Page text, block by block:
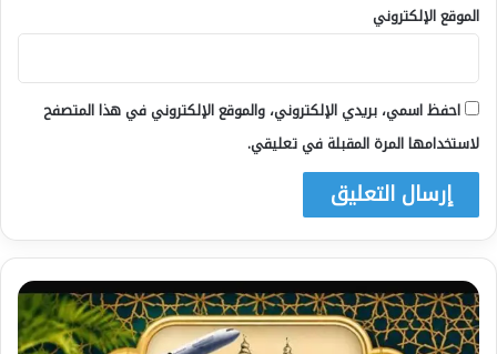
الموقع الإلكتروني
احفظ اسمي، بريدي الإلكتروني، والموقع الإلكتروني في هذا المتصفح
لاستخدامها المرة المقبلة في تعليقي.